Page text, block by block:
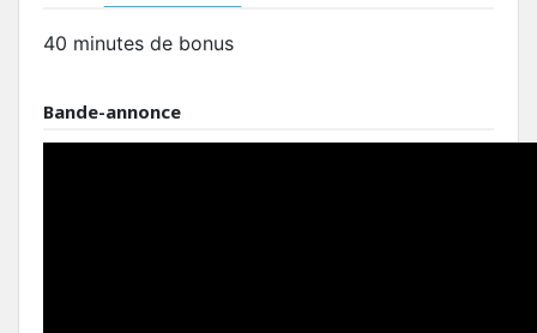
40 minutes de bonus
Bande-annonce